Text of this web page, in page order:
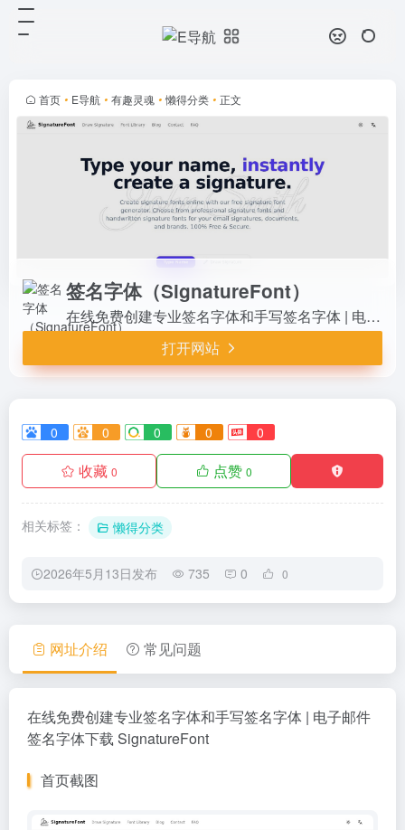
首页 • E导航 • 有趣灵魂 • 懒得分类 • 正文
签名字体（SignatureFont）
在线免费创建专业签名字体和手写签名字体 | 电子邮件签名字体下载 SignatureFont
打开网站
0 0 0 0 0
收藏 0 点赞 0
相关标签： 懒得分类
2026年5月13日发布 735 0 0
SignatureFont
网址介绍 常见问题
在线免费创建专业签名字体和手写签名字体 | 电子邮件
签名字体下载 SignatureFont
首页截图